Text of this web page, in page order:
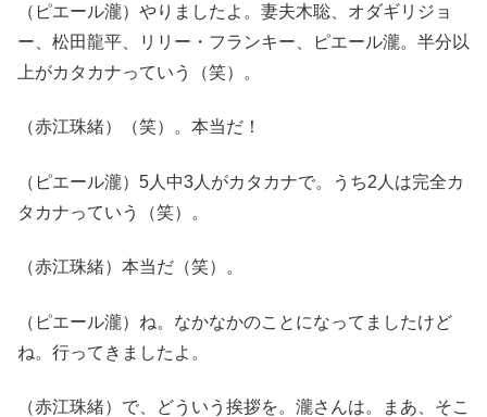
（ピエール瀧）やりましたよ。妻夫木聡、オダギリジョ
ー、松田龍平、リリー・フランキー、ピエール瀧。半分以
上がカタカナっていう（笑）。
（赤江珠緒）（笑）。本当だ！
（ピエール瀧）5人中3人がカタカナで。うち2人は完全カ
タカナっていう（笑）。
（赤江珠緒）本当だ（笑）。
（ピエール瀧）ね。なかなかのことになってましたけど
ね。行ってきましたよ。
（赤江珠緒）で、どういう挨拶を。瀧さんは。まあ、そこ